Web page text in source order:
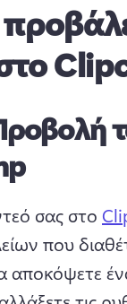
σας στο
που
αποκόψετε